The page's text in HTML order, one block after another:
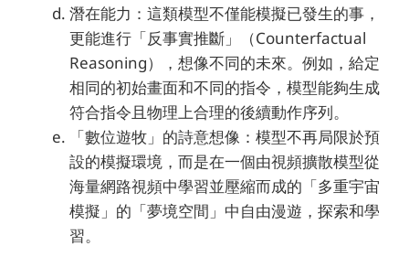
潛在能力：這類模型不僅能模擬已發生的事，
更能進行「反事實推斷」（Counterfactual
Reasoning），想像不同的未來。例如，給定
相同的初始畫面和不同的指令，模型能夠生成
符合指令且物理上合理的後續動作序列。
「數位遊牧」的詩意想像：模型不再局限於預
設的模擬環境，而是在一個由視頻擴散模型從
海量網路視頻中學習並壓縮而成的「多重宇宙
模擬」的「夢境空間」中自由漫遊，探索和學
習。